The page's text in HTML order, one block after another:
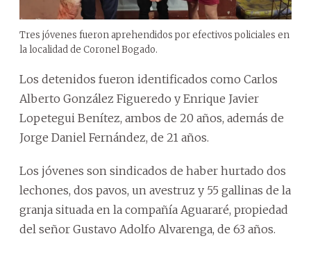
Tres jóvenes fueron aprehendidos por efectivos policiales en
la localidad de Coronel Bogado.
Los detenidos fueron identificados como Carlos
Alberto González Figueredo y Enrique Javier
Lopetegui Benítez, ambos de 20 años, además de
Jorge Daniel Fernández, de 21 años.
Los jóvenes son sindicados de haber hurtado dos
lechones, dos pavos, un avestruz y 55 gallinas de la
granja situada en la compañía Aguararé, propiedad
del señor Gustavo Adolfo Alvarenga, de 63 años.